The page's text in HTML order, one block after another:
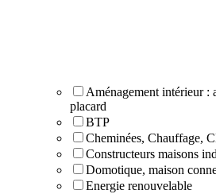
Aménagement intérieur :
placard
BTP
Cheminées, Chauffage,
Constructeurs maisons
Domotique, maison
Energie renouvelable